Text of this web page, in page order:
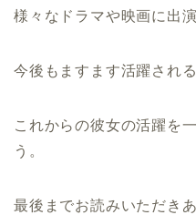
様々なドラマや映画に出
今後もますます活躍され
これからの彼女の活躍を
う。
最後までお読みいただき